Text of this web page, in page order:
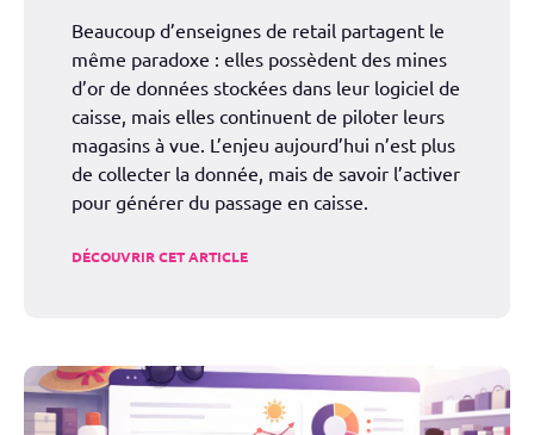
Beaucoup d’enseignes de retail partagent le
même paradoxe : elles possèdent des mines
d’or de données stockées dans leur logiciel de
caisse, mais elles continuent de piloter leurs
magasins à vue. L’enjeu aujourd’hui n’est plus
de collecter la donnée, mais de savoir l’activer
pour générer du passage en caisse.
DÉCOUVRIR CET ARTICLE